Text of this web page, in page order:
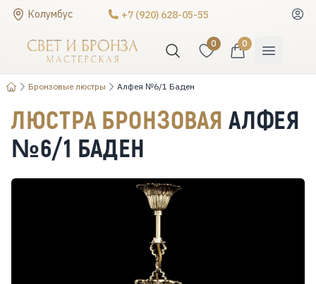
Колумбус +7 (920) 628-05-55
0 0
Бронзовые люстры Алфея №6/1 Баден
ЛЮСТРА БРОНЗОВАЯАЛФЕЯ
№6/1 БАДЕН